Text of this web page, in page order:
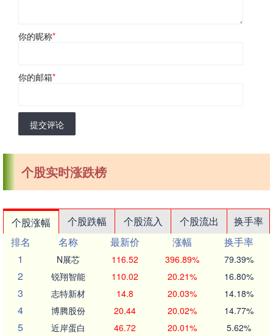
你的昵称*
你的邮箱*
提交评论
个股实时涨跌榜
个股涨幅 个股跌幅 个股流入 个股流出
换手率
排名
名称 最新价 涨幅
换手率
1
N展芯 116.52 396.89% 79.39%
2 锐翔智能 110.02 20.21% 16.80%
3 志特新材 14.8 20.03% 14.18%
4 博腾股份 20.44 20.02% 14.77%
5 近岸蛋白 46.72 20.01% 5.62%